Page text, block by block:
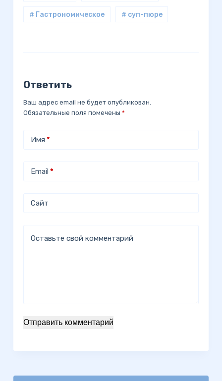
# Гастрономическое # суп-пюре
Ответить
Ваш адрес email не будет опубликован.
Обязательные поля помечены *
Имя *
Email*
Сайт
Оставьте свой комментарий
Отправить комментарий